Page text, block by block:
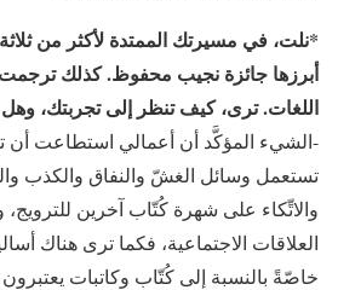
*نلت، في مسيرتك الممتدة لأكثر من
أبرزها جائزة نجيب محفوظ. كذلك ترجمت
اللغات. ترى، كيف تنظر إلى تجربتك،
-الشيء المؤكَّد أن أعمالي استطاعت أن
تستعمل وسائل الغشّ والنفاق والكذب
والاتِّكاء على شهرة كُتّاب آخرين
العلاقات الاجتماعية، فكما ترى هناك
خاصّةً بالنسبة إلى كُتّاب وكاتبات